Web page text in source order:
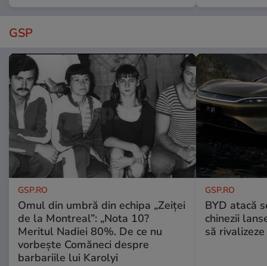
GSP
GSP.RO
Omul din umbră din echipa „Zeiței
de la Montreal”: „Nota 10?
Meritul Nadiei 80%. De ce nu
vorbește Comăneci despre
barbariile lui Karolyi
GSP.RO
BYD atacă
chinezii
să